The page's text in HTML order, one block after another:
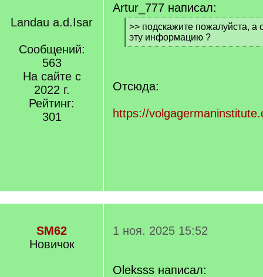
Landau a.d.Isar
Сообщений:
563
На сайте с
2022 г.
Рейтинг:
301
Artur_777 написал:
[
q
]
>> подскажите пожалуйста, а
эту информацию ?
[
Отсюда:
https://
SM62
Новичок
1 ноя. 2025 15:52
Oleksss написал: